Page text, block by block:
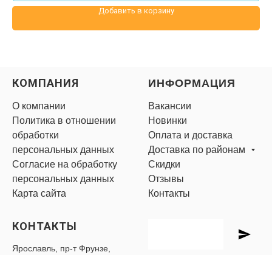
Добавить в корзину
КОМПАНИЯ
О компании
Политика в отношении
обработки
персональных данных
Согласие на обработку
персональных данных
Карта сайта
ИНФОРМАЦИЯ
Вакансии
Новинки
Оплата и доставка
Доставка по районам
Скидки
Отзывы
Контакты
КОНТАКТЫ
Ярославль, пр-т Фрунзе,